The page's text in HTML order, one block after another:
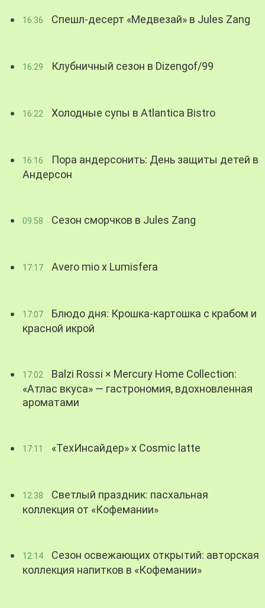
16:36 Спешл-десерт «Медвезай» в Jules Zang
16:29 Клубничный сезон в Dizengof/99
16:22 Холодные супы в Atlantica Bistro
16:16
Пора андерсонить: День защиты детей в
Андерсон
09:58 Сезон сморчков в Jules Zang
17:17 Avero mio x Lumisfera
17:07
Блюдо дня: Крошка-картошка с крабом и
красной икрой
17:02
Balzi Rossi × Mercury Home Collection:
«Атлас вкуса» — гастрономия, вдохновленная
ароматами
17:11 «ТехИнсайдер» х Cosmic latte
12:38
Светлый праздник: пасхальная
коллекция от «Кофемании»
12:14
Сезон освежающих открытий: авторская
коллекция напитков в «Кофемании»